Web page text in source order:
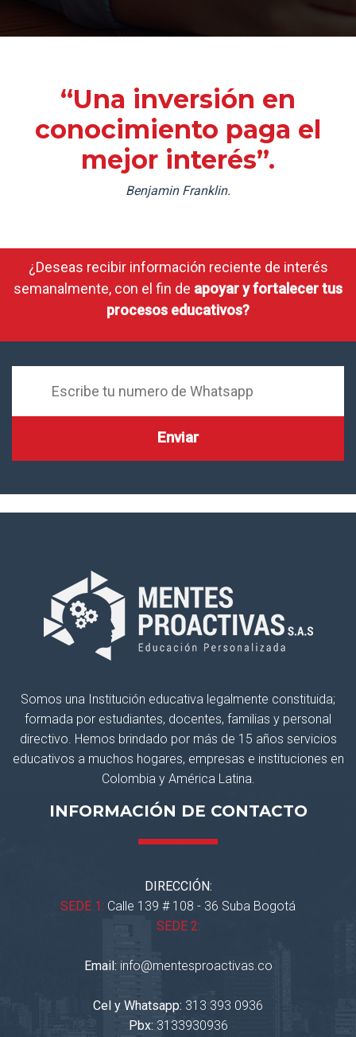
“Una inversión en
conocimiento paga el
mejor interés”.
Benjamin Franklin.
¿Deseas recibir información reciente de interés
semanalmente, con el fin de apoyar y fortalecer tus
procesos educativos?
Somos una Institución educativa legalmente constituida;
formada por estudiantes, docentes, familias y personal
directivo. Hemos brindado por más de 15 años servicios
educativos a muchos hogares, empresas e instituciones en
Colombia y América Latina.
INFORMACIÓN DE CONTACTO
DIRECCIÓN:
SEDE 1: Calle 139 # 108 - 36 Suba Bogotá
SEDE 2:
Email: info@mentesproactivas.co
Cel y Whatsapp: 313 393 0936
Pbx: 3133930936